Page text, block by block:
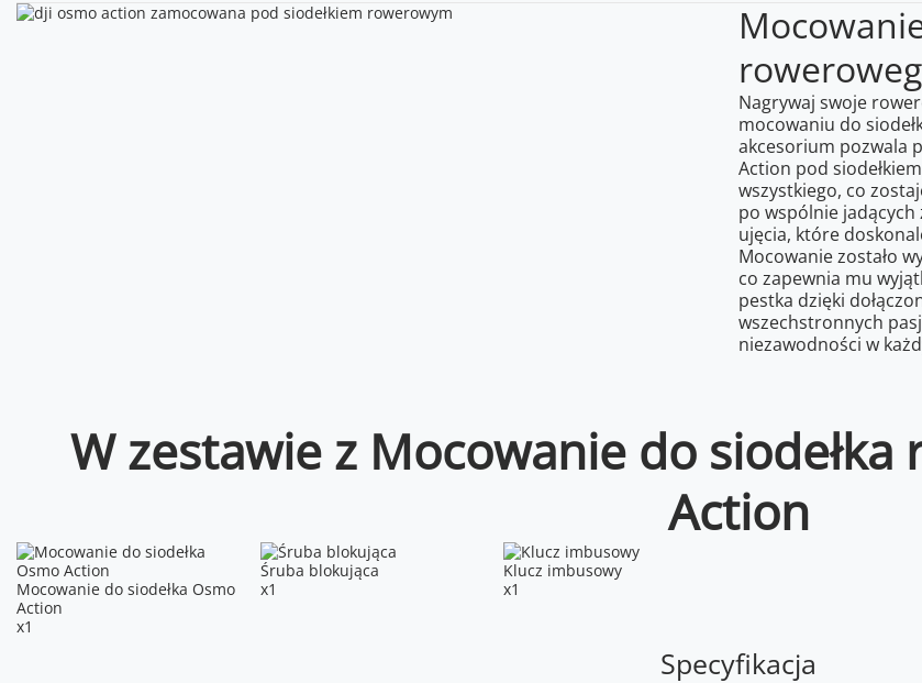
Nagrywaj swoje
mocowaniu do
akcesorium pozwala
Action pod
wszystkiego, co
po wspólnie
ujęcia, które
Mocowanie zostało
co zapewnia mu
pestka dzięki
wszechstronnych
niezawodności w
W zestawie z Mocowanie do siodełka
Action
Mocowanie do siodełka Osmo
Action
x1
Śruba blokująca
x1
Klucz imbusowy
x1
Specyfikacja